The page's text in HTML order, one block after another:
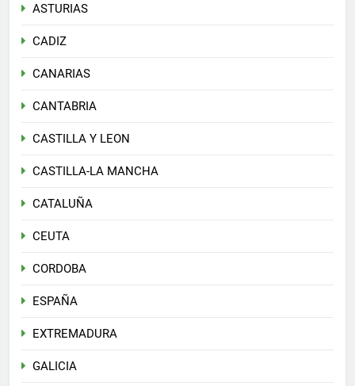
ASTURIAS
CADIZ
CANARIAS
CANTABRIA
CASTILLA Y LEON
CASTILLA-LA MANCHA
CATALUÑA
CEUTA
CORDOBA
ESPAÑA
EXTREMADURA
GALICIA